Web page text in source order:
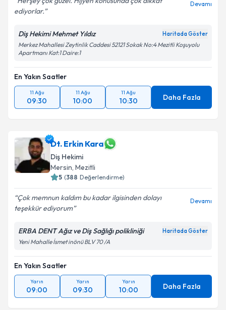
Kişisel verilerimin işlenmesine ilişkinAydınlatma
Takvim Talebini Gönder
ediyorlar.
Devamı
Diş Hekimi Mehmet Yıldız Haritada Göster
Merkez Mahallesi Zeytinlik Caddesi 52121 Sokak No:4 Mezitli Koşuyolu
Apartmanı Kat:1 Daire:1
En Yakın Saatler
11 Ağu
09:30
11 Ağu
10:00
11 Ağu
10:30 Daha Fazla
Dt. Erkin Kara
Diş Hekimi
Mersin, Mezitli
5 (388 Değerlendirme)
Çok memnun kaldım bu kadar ilgisinden dolayı
teşekkür ediyorum
Devamı
ERBA DENT Ağız ve Diş Sağlığı polikliniği Haritada Göster
Yeni Mahalle İsmet inönü BLV 70 /A
En Yakın Saatler
Yarın
09:00
Yarın
09:30
Yarın
10:00 Daha Fazla